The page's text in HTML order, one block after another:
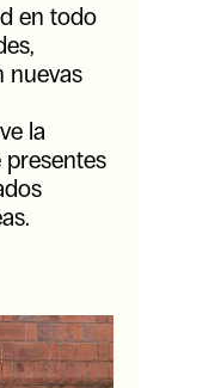
en todo
nuevas
la
presentes